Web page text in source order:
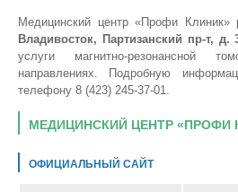
Медицинский центр «Профи Клиник»
Владивосток, Партизанский пр-т, д.
услуги магнитно-резонансной
направлениях. Подробную
телефону 8 (423) 245-37-01.
МЕДИЦИНСКИЙ ЦЕНТР «ПРОФИ
ОФИЦИАЛЬНЫЙ САЙТ